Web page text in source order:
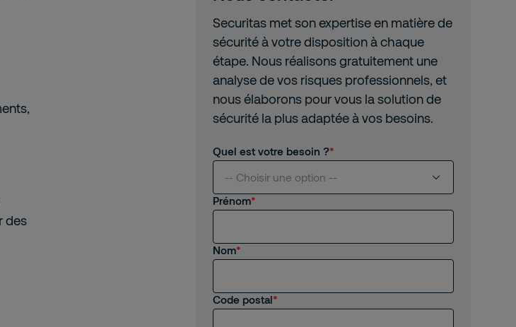
des
Securitas met son expertise en matière de
sécurité à votre disposition à chaque
étape. Nous réalisons gratuitement une
analyse de vos risques professionnels, et
nous élaborons pour vous la solution de
sécurité la plus adaptée à vos besoins.
Quel est votre besoin ?
-- Choisir une option --
Je suis client(e) de Securitas
Prénom
Nom
Code postal